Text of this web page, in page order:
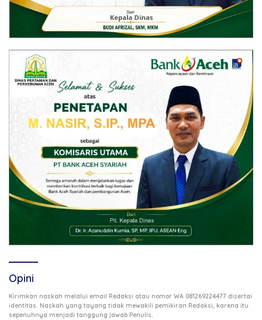
Opini
Kirimkan naskah melalui email Redaksi atau nomor WA 081269224477 disertai
identitas. Naskah yang tayang tidak mewakili pemikiran Redaksi, karena itu
sepenuhnya menjadi tanggung jawab Penulis